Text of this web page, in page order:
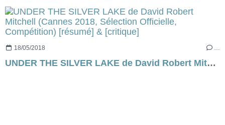
18/05/2018 …
UNDER THE SILVER LAKE de David Robert Mitchell (Cannes 2018, Sélection Officielle, Compétition) [résumé] & [critique]